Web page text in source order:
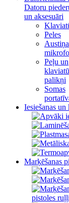
Datoru
un aksesuāri
Peles
Peļu un
palikņi
Somas
Iesiešanas un
Marķēšanas
pistoles